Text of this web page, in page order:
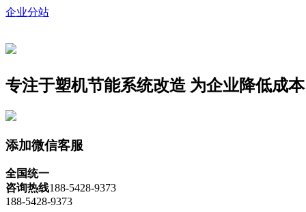
企业分站
专注于塑机节能系统改造 为企业降低成
添加微信客服
全国统一
咨询热线188-5428-9373
188-5428-9373